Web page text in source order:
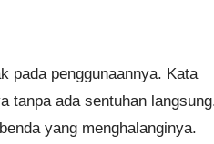
pada penggunaannya. Kata
tanpa ada sentuhan
yang menghalanginya.